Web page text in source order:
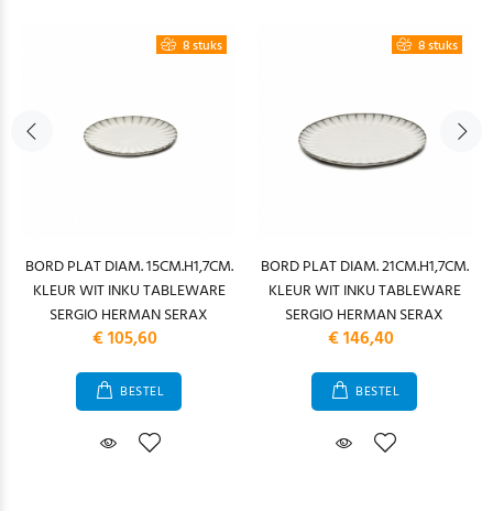
8 stuks
BORD PLAT DIAM. 15CM.H1,7CM.
KLEUR WIT INKU TABLEWARE
SERGIO HERMAN SERAX
€ 105,60
BESTEL
8 stuks
BORD PLAT DIAM. 21CM.H1,7CM.
KLEUR WIT INKU TABLEWARE
SERGIO HERMAN SERAX
€ 146,40
BESTEL